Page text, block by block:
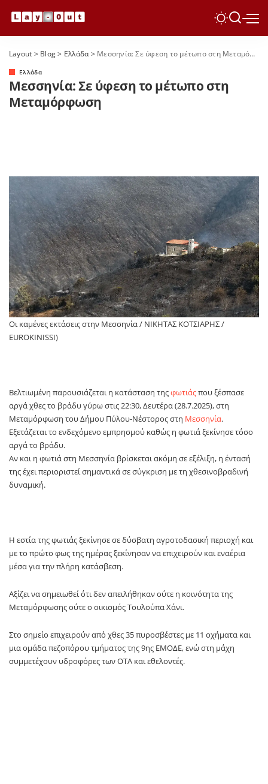
Layout > Blog> Ελλάδα> Μεσσηνία: Σε ύφεση το μέτωπο στη Μεταμόρφωση
Ελλάδα
Μεσσηνία: Σε ύφεση το μέτωπο στη
Μεταμόρφωση
Οι καμένες εκτάσεις στην Μεσσηνία / ΝΙΚΗΤΑΣ ΚΟΤΣΙΑΡΗΣ /
EUROKINISSI)
Βελτιωμένη παρουσιάζεται η κατάσταση τηςφωτιάςπου ξέσπασε
αργά χθες το βράδυ γύρω στις 22:30, Δευτέρα (28.7.2025), στη
Μεταμόρφωση του Δήμου Πύλου-Νέστορος στη Μεσσηνία.
Εξετάζεται το ενδεχόμενο εμπρησμού καθώς η φωτιά ξεκίνησε τόσο
αργά το βράδυ.
Αν και η φωτιά στη Μεσσηνία βρίσκεται ακόμη σε εξέλιξη, η έντασή
της έχει περιοριστεί σημαντικά σε σύγκριση με τη χθεσινοβραδινή
δυναμική.
Η εστία της φωτιάς ξεκίνησε σε δύσβατη αγροτοδασική περιοχή και
με το πρώτο φως της ημέρας ξεκίνησαν να επιχειρούν και εναέρια
μέσα για την πλήρη κατάσβεση.
Αξίζει να σημειωθεί ότι δεν απειλήθηκαν ούτε η κοινότητα της
Μεταμόρφωσης ούτε ο οικισμός Τουλούπα Χάνι.
Στο σημείο επιχειρούν από χθες 35 πυροσβέστες με 11 οχήματα και
μια ομάδα πεζοπόρου τμήματος της 9ης ΕΜΟΔΕ, ενώ στη μάχη
συμμετέχουν υδροφόρες των ΟΤΑ και εθελοντές.